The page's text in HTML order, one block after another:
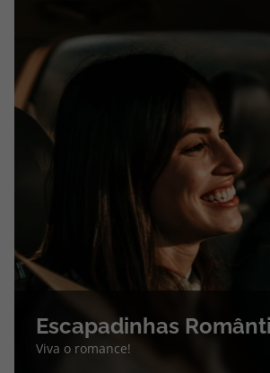
Escapadinhas
Viva o romance!